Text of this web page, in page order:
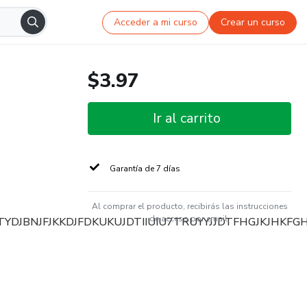
Acceder a mi curso Crear un curso
$3.97
Ir al carrito
Garantía de 7 días
Al comprar el producto, recibirás las instrucciones
de acceso por email.